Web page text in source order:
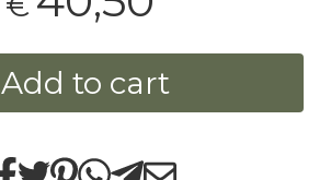
Add to cart